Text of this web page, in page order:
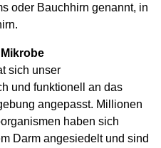
oder Bauchhirn genannt, in
sich unser
und funktionell an das
angepasst. Millionen
haben sich
Darm angesiedelt und sind